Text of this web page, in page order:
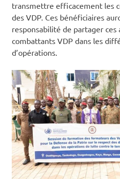
transmettre efficacement les
des VDP. Ces bénéficiaires
responsabilité de partager ces
combattants VDP dans les
d’opérations.